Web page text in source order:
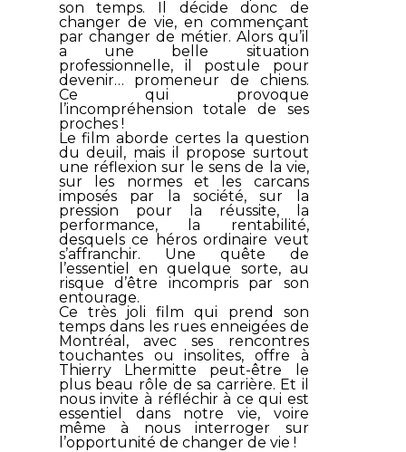
son temps. Il décide donc de
changer de vie, en commençant
par changer de métier. Alors qu’il
a une belle situation
professionnelle, il postule pour
devenir… promeneur de chiens.
Ce qui provoque
l’incompréhension totale de ses
proches !
Le film aborde certes la question
du deuil, mais il propose surtout
une réflexion sur le sens de la vie,
sur les normes et les carcans
imposés par la société, sur la
pression pour la réussite, la
performance, la rentabilité,
desquels ce héros ordinaire veut
s’affranchir. Une quête de
l’essentiel en quelque sorte, au
risque d’être incompris par son
entourage.
Ce très joli film qui prend son
temps dans les rues enneigées de
Montréal, avec ses rencontres
touchantes ou insolites, offre à
Thierry Lhermitte peut-être le
plus beau rôle de sa carrière. Et il
nous invite à réfléchir à ce qui est
essentiel dans notre vie, voire
même à nous interroger sur
l’opportunité de changer de vie !